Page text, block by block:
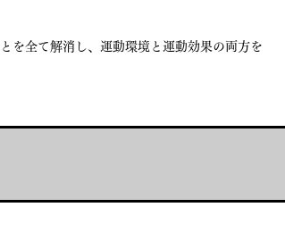
を全て解消し、運動環境と運動効果の両方を